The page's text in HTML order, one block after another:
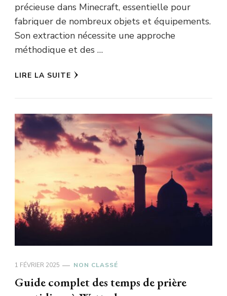
précieuse dans Minecraft, essentielle pour
fabriquer de nombreux objets et équipements.
Son extraction nécessite une approche
méthodique et des …
LIRE LA SUITE
1 FÉVRIER 2025 NON CLASSÉ
Guide complet des temps de prière